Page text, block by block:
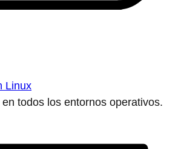
Linux
todos los entornos operativos.